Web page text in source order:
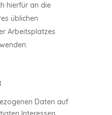
hierfür an die
üblichen
Arbeitsplatzes
Daten auf